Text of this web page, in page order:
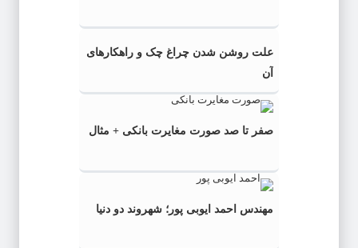
علت روشن شدن چراغ چک و راهکارهای
آن
صفر تا صد صورت مغایرت بانکی + مثال
مهندس احمد ایوبی ‌پور؛ شهروند دو دنیا